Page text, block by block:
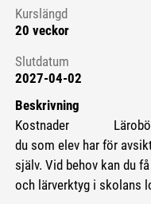
Kurslängd
20 veckor
Slutdatum
2027-04-02
Beskrivning
Kostnader
du som elev har för
själv. Vid behov kan du
och lärverktyg i skolans